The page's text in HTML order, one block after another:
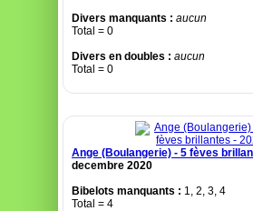
Divers manquants : aucun
Total = 0
Divers en doubles : aucun
Total = 0
Ange (Boulangerie) - 5 fèves
decembre 2020
Bibelots manquants : 1, 2, 3, 4
Total = 4